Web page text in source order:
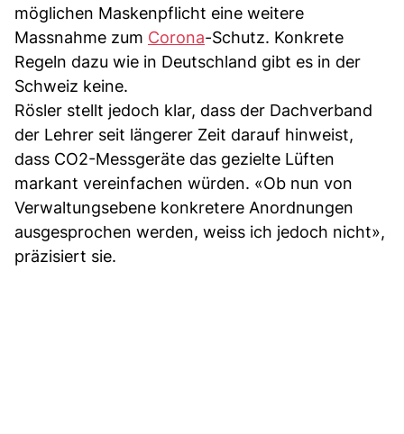
möglichen Maskenpflicht eine weitere
Massnahme zum Corona-Schutz. Konkrete
Regeln dazu wie in Deutschland gibt es in der
Schweiz keine.
Rösler stellt jedoch klar, dass der Dachverband
der Lehrer seit längerer Zeit darauf hinweist,
dass CO2-Messgeräte das gezielte Lüften
markant vereinfachen würden. «Ob nun von
Verwaltungsebene konkretere Anordnungen
ausgesprochen werden, weiss ich jedoch nicht»,
präzisiert sie.